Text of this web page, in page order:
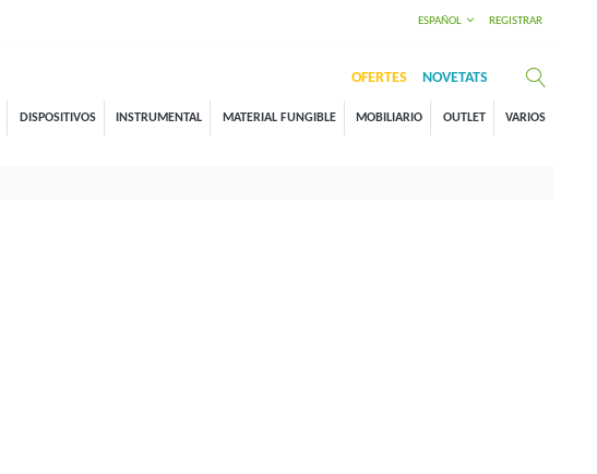
ESPAÑOL REGISTRAR
OFERTES NOVETATS
DISPOSITIVOS INSTRUMENTAL MATERIAL FUNGIBLE MOBILIARIO OUTLET VARIOS